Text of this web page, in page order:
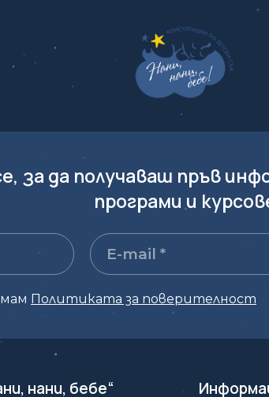
за да получаваш пръв
програми и
Политиката за поверителност
нани, бебе“